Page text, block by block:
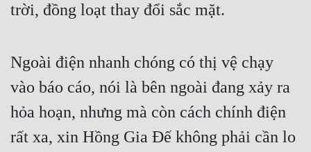
trời, đồng loạt thay đổi sắc mặt.
Ngoài điện nhanh chóng có thị vệ chạy
vào báo cáo, nói là bên ngoài đang xảy ra
hỏa hoạn, nhưng mà còn cách chính điện
rất xa, xin Hồng Gia Đế không phải cần lo